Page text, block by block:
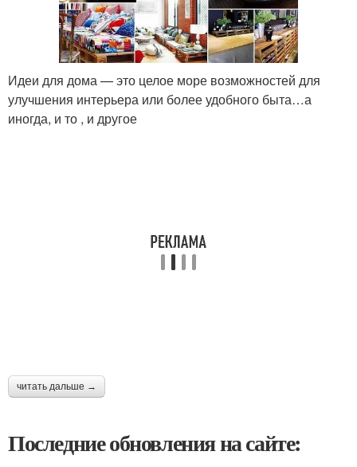
Идеи для дома — это целое море возможностей для
улучшения интерьера или более удобного быта…а
иногда, и то , и другое
читать дальше →
Последние обновления на сайте: